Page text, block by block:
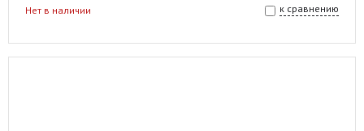
к сравнению
Нет в наличии